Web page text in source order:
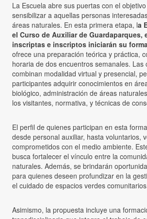
La Escuela abre sus puertas con el
sensibilizar a aquellas personas
áreas naturales. En esta primera etapa, la
el Curso de Auxiliar de Guardaparques,
inscriptas e inscriptos iniciarán su
ofrece una preparación teórica y práctica,
horaria de dos encuentros semanales. Las
combinan modalidad virtual y presencial,
participantes adquirir conocimientos en
biológico, administración de áreas
los visitantes, normativa, y técnicas de
El perfil de quienes participan en esta
desde personal auxiliar, hasta voluntarios,
comprometidos con el medio ambiente.
busca fortalecer el vínculo entre la
naturales. Además, se brindarán
para quienes deseen profundizar en la
el cuidado de espacios verdes
Asimismo, la propuesta incluye una